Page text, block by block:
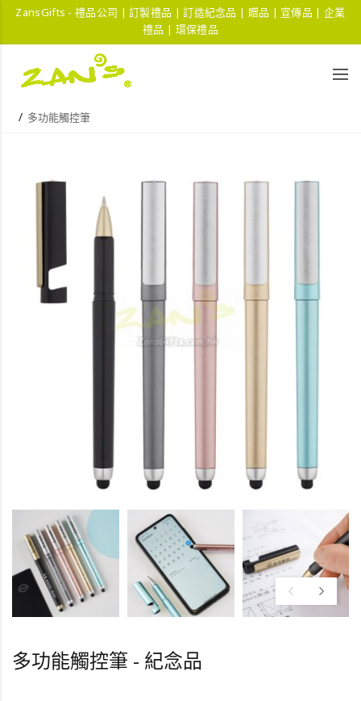
ZansGifts - 禮品公司 | 訂製禮品 | 訂造紀念品 | 贈品 | 宣傳品 | 企業
禮品 | 環保禮品
多功能觸控筆
多功能觸控筆 - 紀念品